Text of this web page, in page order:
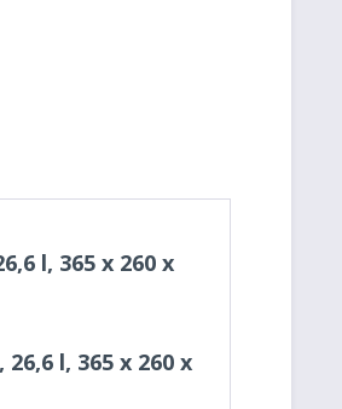
l, 365 x 260 x
l, 365 x 260 x